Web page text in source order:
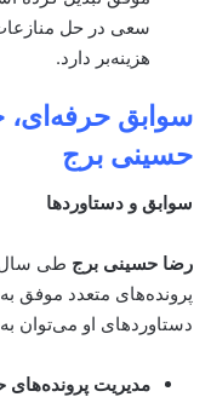
سعی در حل
هزینه‌بر دارد.
سوابق حرفه‌ای،
حسینی برج
سوابق و دستاوردها
رضا حسینی برج طی
پرونده‌های متعدد موفق
دستاوردهای او می‌توان
مدیریت